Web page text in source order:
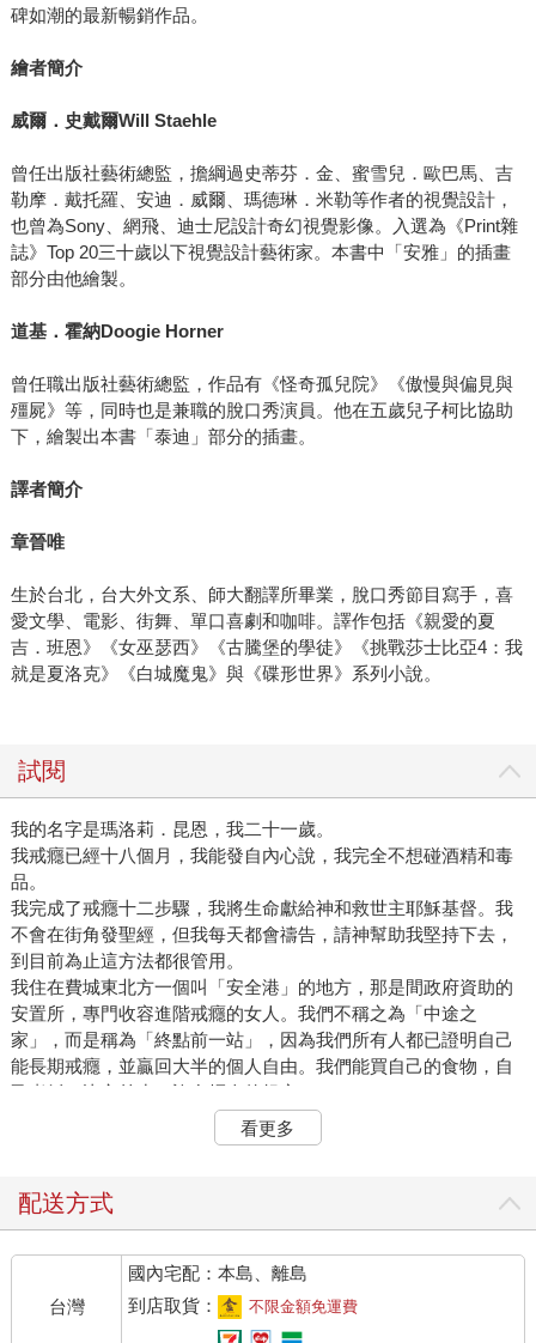
碑如潮的最新暢銷作品。
繪者簡介
威爾．史戴爾Will Staehle
曾任出版社藝術總監，擔綱過史蒂芬．金、蜜雪兒．歐巴馬、吉
勒摩．戴托羅、安迪．威爾、瑪德琳．米勒等作者的視覺設計，
也曾為Sony、網飛、迪士尼設計奇幻視覺影像。入選為《Print雜
誌》Top 20三十歲以下視覺設計藝術家。本書中「安雅」的插畫
部分由他繪製。
道基．霍納Doogie Horner
曾任職出版社藝術總監，作品有《怪奇孤兒院》《傲慢與偏見與
殭屍》等，同時也是兼職的脫口秀演員。他在五歲兒子柯比協助
下，繪製出本書「泰迪」部分的插畫。
譯者簡介
章晉唯
生於台北，台大外文系、師大翻譯所畢業，脫口秀節目寫手，喜
愛文學、電影、街舞、單口喜劇和咖啡。譯作包括《親愛的夏
吉．班恩》《女巫瑟西》《古騰堡的學徒》《挑戰莎士比亞4：我
就是夏洛克》《白城魔鬼》與《碟形世界》系列小說。
試閱
我的名字是瑪洛莉．昆恩，我二十一歲。
我戒癮已經十八個月，我能發自內心說，我完全不想碰酒精和毒
品。
我完成了戒癮十二步驟，我將生命獻給神和救世主耶穌基督。我
不會在街角發聖經，但我每天都會禱告，請神幫助我堅持下去，
到目前為止這方法都很管用。
我住在費城東北方一個叫「安全港」的地方，那是間政府資助的
安置所，專門收容進階戒癮的女人。我們不稱之為「中途之
家」，而是稱為「終點前一站」，因為我們所有人都已證明自己
能長期戒癮，並贏回大半的個人自由。我們能買自己的食物，自
己煮飯，比之前少了許多煩人的規定。
週一到五，我在貝姬阿姨幼兒園當教學助理，那是個鼠滿為患的
排屋，裡頭有六十個二至五歲的孩子。我日常生活大都在換尿
我會去跑個步，然後參加戒癮會，或者直接和室友待在安全港，
心》。你要笑就笑吧，但我保證你打開賀曼電影台，絕不會看到
妓女吸白粉的畫面。而我不需要那些畫面出現在我腦中。
羅索同意當我輔導員是因為我以前是長跑選手，而他有長年訓練
短跑選手的經驗。羅索是一九八八年夏季奧運美國隊的助理教
看更多
配送方式
台灣
國內宅配：本島、離島
到店取貨：
不限金額免運費